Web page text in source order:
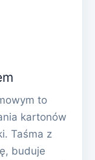
to
kartonów
Taśma z
buduje